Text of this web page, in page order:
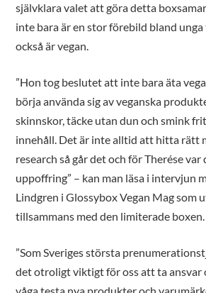
självklara valet att göra detta
inte bara är en stor förebild bland
också är vegan.
”Hon tog beslutet att inte bara äta
börja använda sig av veganska
skinnskor, täcke utan dun och smink
innehåll. Det är inte alltid att hitta rätt
research så går det och för Therése
uppoffring” – kan man läsa i intervjun
Lindgren i Glossybox Vegan Mag som
tillsammans med den limiterade boxen.
”Som Sveriges största
det otroligt viktigt för oss att ta ansvar